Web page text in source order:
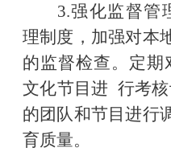
3.强化监督管
理制度，加强对本
的监督检查。定期
文化节目进 行考
的团队和节目进行
育质量。